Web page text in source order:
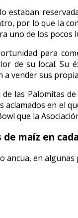
estaban
por lo que la
uno de los pocos
para
de su local.
a vender sus
las Palomitas
aclamados en el
que la
maíz en
ancua, en algunas